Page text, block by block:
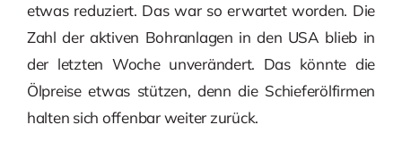
etwas reduziert. Das war so erwartet worden. Die
Zahl der aktiven Bohranlagen in den USA blieb in
der letzten Woche unverändert. Das könnte die
Ölpreise etwas stützen, denn die Schieferölfirmen
halten sich offenbar weiter zurück.